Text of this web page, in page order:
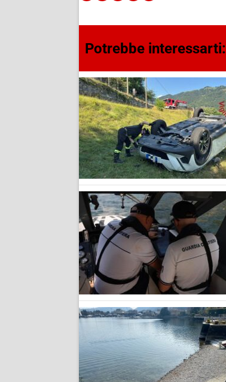
Potrebbe interessarti: